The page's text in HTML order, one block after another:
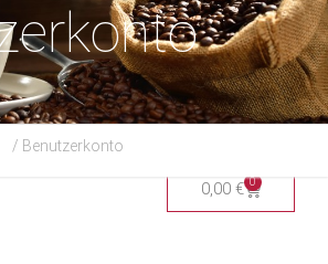
/ Benutzerkonto
0,00 € 0